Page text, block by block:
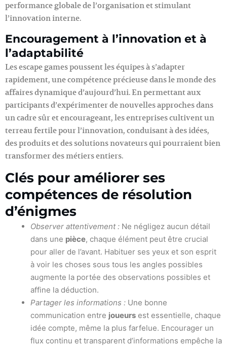
performance globale de l’organisation et stimulant
l’innovation interne.
Encouragement à l’innovation et à
l’adaptabilité
Les escape games poussent les équipes à s’adapter
rapidement, une compétence précieuse dans le monde des
affaires dynamique d’aujourd’hui. En permettant aux
participants d’expérimenter de nouvelles approches dans
un cadre sûr et encourageant, les entreprises cultivent un
terreau fertile pour l’innovation, conduisant à des idées,
des produits et des solutions novateurs qui pourraient bien
transformer des métiers entiers.
Clés pour améliorer ses
compétences de résolution
d’énigmes
Observer attentivement : Ne négligez aucun détail
dans une pièce, chaque élément peut être crucial
pour aller de l’avant. Habituer ses yeux et son esprit
à voir les choses sous tous les angles possibles
augmente la portée des observations possibles et
affine la déduction.
Partager les informations : Une bonne
communication entre joueurs est essentielle, chaque
idée compte, même la plus farfelue. Encourager un
flux continu et transparent d’informations empêche la